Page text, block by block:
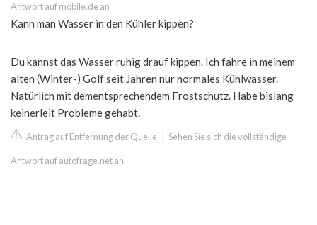
Antwort auf mobile.de an
Kann man Wasser in den Kühler kippen?
Du kannst das Wasser ruhig drauf kippen. Ich fahre in meinem
alten (Winter-) Golf seit Jahren nur normales Kühlwasser.
Natürlich mit dementsprechendem Frostschutz. Habe bislang
keinerleit Probleme gehabt.
Antrag auf Entfernung der Quelle Sehen Sie sich die vollständige
Antwort auf autofrage.net an